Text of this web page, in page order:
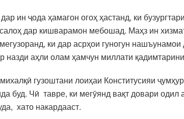
ин ҷода ҳамагон огоҳ ҳастанд, ки
дар кишварамон мебошад. Маҳз ин
ки дар асрҳои гуногун
назди аҳли олам ҳамчун миллати
гузоштани лоиҳаи Конститусияи
буд. Чӣ тавре, ки мегӯянд вақт довари
хато накардааст.